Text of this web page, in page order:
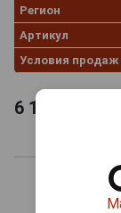
Регион
Артикул
Условия продаж
6 192